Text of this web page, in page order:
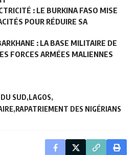
: LE BURKINA FASO MISE
POUR RÉDUIRE SA
: LA BASE MILITAIRE DE
FORCES ARMÉES MALIENNES
SUD LAGOS
RAPATRIEMENT DES NIGÉRIANS